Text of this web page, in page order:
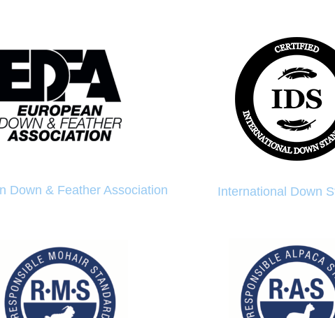
Down & Feather Association International Down